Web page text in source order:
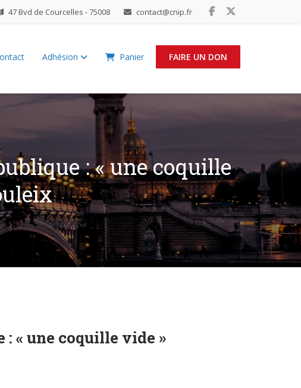
47 Bvd de Courcelles - 75008 contact@cnip.fr
FAIRE UN DON
Adhésion Panier
: « une coquille
: « une coquille vide »